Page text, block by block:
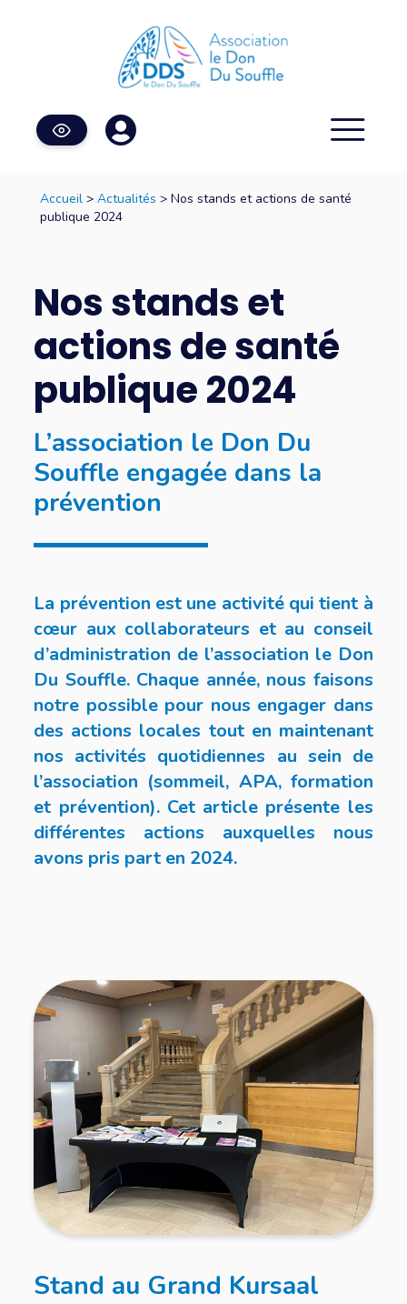
Accueil> Actualités > Nos stands et actions de santé
publique 2024
Nos stands et
actions de santé
publique 2024
L’association le Don Du
Souffle engagée dans la
prévention
La prévention est une activité qui tient à
cœur aux collaborateurs et au conseil
d’administration de l’association le Don
Du Souffle. Chaque année, nous faisons
notre possible pour nous engager dans
des actions locales tout en maintenant
nos activités quotidiennes au sein de
l’association (sommeil, APA, formation
et prévention). Cet article présente les
différentes actions auxquelles nous
avons pris part en 2024.
Stand au Grand Kursaal